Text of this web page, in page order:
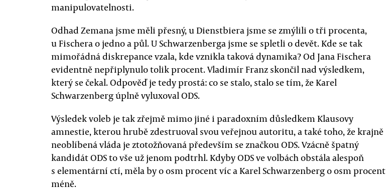
manipulovatelnosti.
Odhad Zemana jsme měli přesný, u Dienstbiera jsme se zmýlili o tři procenta,
u Fischera o jedno a půl. U Schwarzenberga jsme se spletli o devět. Kde se tak
mimořádná diskrepance vzala, kde vznikla taková dynamika? Od Jana Fischera
evidentně nepřiplynulo tolik procent. Vladimír Franz skončil nad výsledkem,
který se čekal. Odpověď je tedy prostá: co se stalo, stalo se tím, že Karel
Schwarzenberg úplně vyluxoval ODS.
Výsledek voleb je tak zřejmě mimo jiné i paradoxním důsledkem Klausovy
amnestie, kterou hrubě zdestruoval svou veřejnou autoritu, a také toho, že krajně
neoblíbená vláda je ztotožňovaná především se značkou ODS. Vzácně špatný
kandidát ODS to vše už jenom podtrhl. Kdyby ODS ve volbách obstála alespoň
s elementární ctí, měla by o osm procent víc a Karel Schwarzenberg o osm procent
méně.